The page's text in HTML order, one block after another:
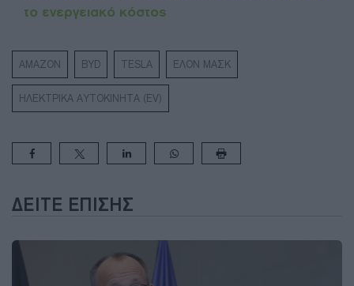
το ενεργειακό κόστος
AMAZON BYD TESLA ΕΛΟΝ ΜΑΣΚ
ΗΛΕΚΤΡΙΚΑ ΑΥΤΟΚΙΝΗΤΑ (EV)
ΔΕΊΤΕ ΕΠΊΣΗΣ